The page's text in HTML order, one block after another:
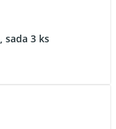
sada 3 ks